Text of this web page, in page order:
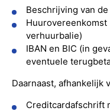
Beschrijving van
verhuurbalie)
IBAN en BIC (in
eventuele
Daarnaast, afhankelijk
Creditcardafschrift